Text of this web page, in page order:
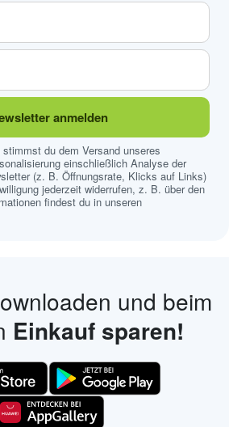
anmelden
du dem Versand unseres
einschließlich Analyse der
(z. B. Öffnungsrate, Klicks auf Links)
jederzeit widerrufen, z. B. über den
findest du in unseren
und beim
Einkauf sparen!